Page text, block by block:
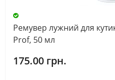
Ремувер лужний для
Prof, 50 мл
175.00 грн.